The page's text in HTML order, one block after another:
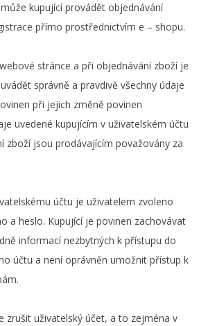
kupující provádět objednávání
přímo prostřednictvím e – shopu.
stránce a při objednávání zboží je
správně a pravdivě všechny údaje
při jejich změně povinen
uvedené kupujícím v uživatelském účtu
zboží jsou prodávajícím považovány za
účtu je uživatelem zvoleno
a heslo. Kupující je povinen zachovávat
informací nezbytných k přístupu do
účtu a není oprávněn umožnit přístup k
zrušit uživatelský účet, a to zejména v